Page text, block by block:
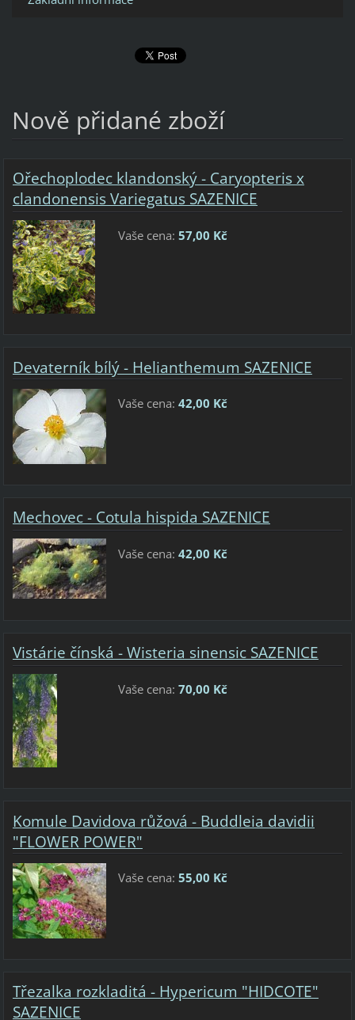
Nově přidané zboží
Ořechoplodec klandonský - Caryopteris x
clandonensis Variegatus SAZENICE
Vaše cena: 57,00 Kč
Devaterník bílý - Helianthemum SAZENICE
Vaše cena: 42,00 Kč
Mechovec - Cotula hispida SAZENICE
Vaše cena: 42,00 Kč
Vistárie čínská - Wisteria sinensic SAZENICE
Vaše cena: 70,00 Kč
Komule Davidova růžová - Buddleia davidii
"FLOWER POWER"
Vaše cena: 55,00 Kč
Třezalka rozkladitá - Hypericum "HIDCOTE"
SAZENICE